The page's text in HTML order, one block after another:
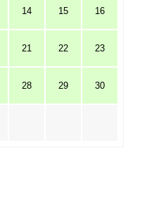
14 15 16
21 22 23
28 29 30